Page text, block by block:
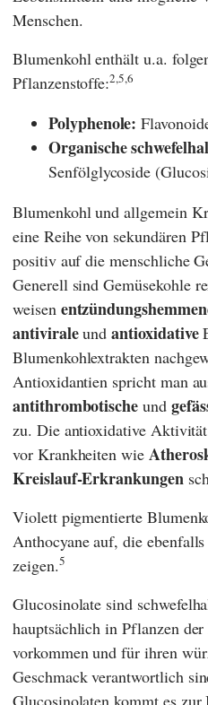
Menschen.
Blumenkohl enthält u.a.
Pflanzenstoffe:2,5,6
Polyphenole:
Organische
Senfölglycoside
Blumenkohl und allgemein
eine Reihe von sekundären
positiv auf die menschliche
Generell sind Gemüsekohle
weisen
antiviraleundantioxidative
Blumenkohlextrakten
Antioxidantien spricht man
antithrombotischeund
zu. Die antioxidative
vor Krankheiten wie
Kreislauf-Erkrankungen
Violett pigmentierte
Anthocyane auf, die
zeigen.5
Glucosinolate sind
hauptsächlich in Pflanzen
vorkommen und für ihren
Geschmack verantwortlich